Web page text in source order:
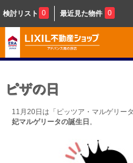
検討リスト 0 最近見た物件 0
ピザの日
11月20日は「ピッツア・マルゲリー
妃マルゲリータの誕生日 。